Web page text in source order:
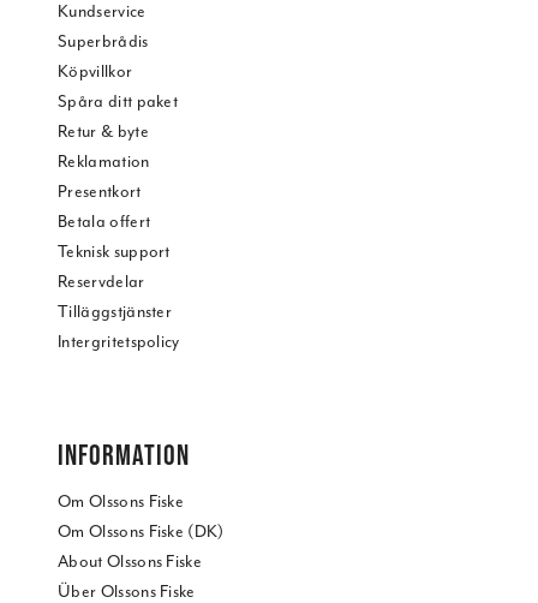
Kundservice
Superbrådis
Köpvillkor
Spåra ditt paket
Retur & byte
Reklamation
Presentkort
Betala offert
Teknisk support
Reservdelar
Tilläggstjänster
Intergritetspolicy
INFORMATION
Om Olssons Fiske
Om Olssons Fiske (DK)
About Olssons Fiske
Über Olssons Fiske